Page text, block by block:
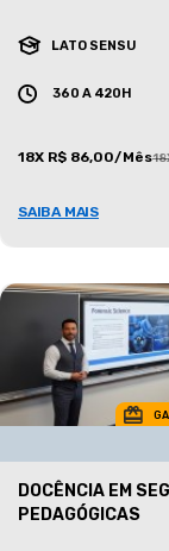
LATO SENSU
360 A 420H
18X R$ 86,00/Mês
SAIBA MAIS
DOCÊNCIA EM
PEDAGÓGICAS